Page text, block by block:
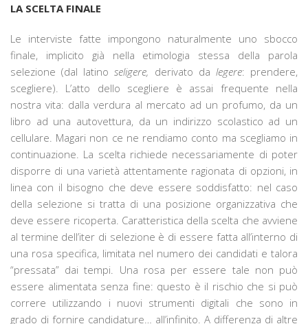
LA SCELTA FINALE
Le interviste fatte impongono naturalmente uno sbocco
finale, implicito già nella etimologia stessa della parola
selezione (dal latino seligere, derivato da legere: prendere,
scegliere). L’atto dello scegliere è assai frequente nella
nostra vita: dalla verdura al mercato ad un profumo, da un
libro ad una autovettura, da un indirizzo scolastico ad un
cellulare. Magari non ce ne rendiamo conto ma scegliamo in
continuazione. La scelta richiede necessariamente di poter
disporre di una varietà attentamente ragionata di opzioni, in
linea con il bisogno che deve essere soddisfatto: nel caso
della selezione si tratta di una posizione organizzativa che
deve essere ricoperta. Caratteristica della scelta che avviene
al termine dell’iter di selezione è di essere fatta all’interno di
una rosa specifica, limitata nel numero dei candidati e talora
“pressata” dai tempi. Una rosa per essere tale non può
essere alimentata senza fine: questo è il rischio che si può
correre utilizzando i nuovi strumenti digitali che sono in
grado di fornire candidature… all’infinito. A differenza di altre